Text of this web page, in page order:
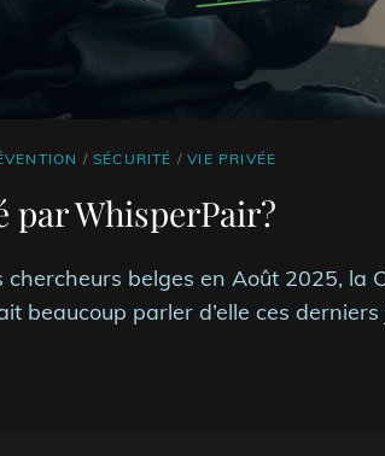
/SÉCURITÉ /VIE PRIVÉE
par WhisperPair?
belges en Août 2025, la
beaucoup parler d’elle ces